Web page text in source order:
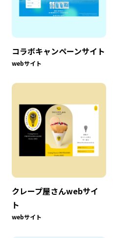
コラボキャンペーンサイト
webサイト
クレープ屋さんwebサイ
ト
webサイト